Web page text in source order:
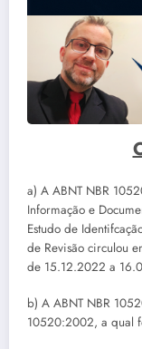
a) A ABNT NBR
Informação e
Estudo de
de Revisão circulou
de 15.12.2022 a
b) A ABNT NBR
10520:2002, a qual